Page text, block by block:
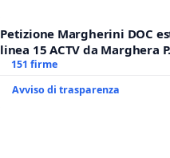
Petizione Margherini DOC
linea 15 ACTV da Marghera
Antonio all'aeroporto Marco
151 firme
Avviso di trasparenza